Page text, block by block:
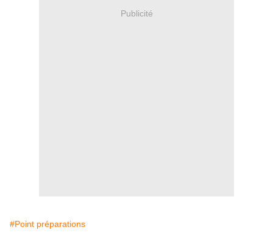
Publicité
#Point préparations